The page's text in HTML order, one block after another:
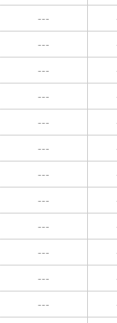
---
---
---
---
---
---
---
---
---
---
---
---